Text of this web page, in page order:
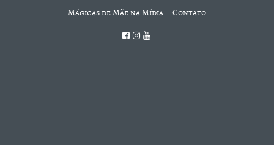
Mágicas de Mãe na Mídia Contato